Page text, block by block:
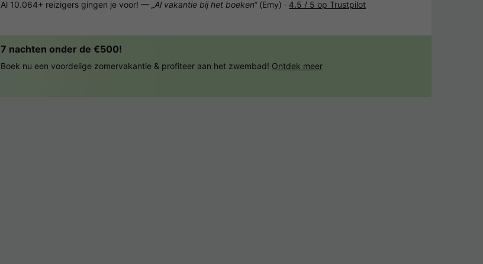
Al 10.064+ reizigers gingen je voor! — „Al vakantie bij het boeken“(Emy) · 4.5 / 5 op Trustpilot
7 nachten onder de €500!
Boek nu een voordelige zomervakantie & profiteer aan het zwembad! Ontdek meer